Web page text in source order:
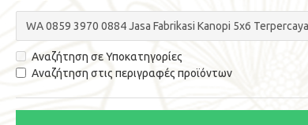
Αναζήτηση σε Υποκατηγορίες
Αναζήτηση στις περιγραφές προϊόντων